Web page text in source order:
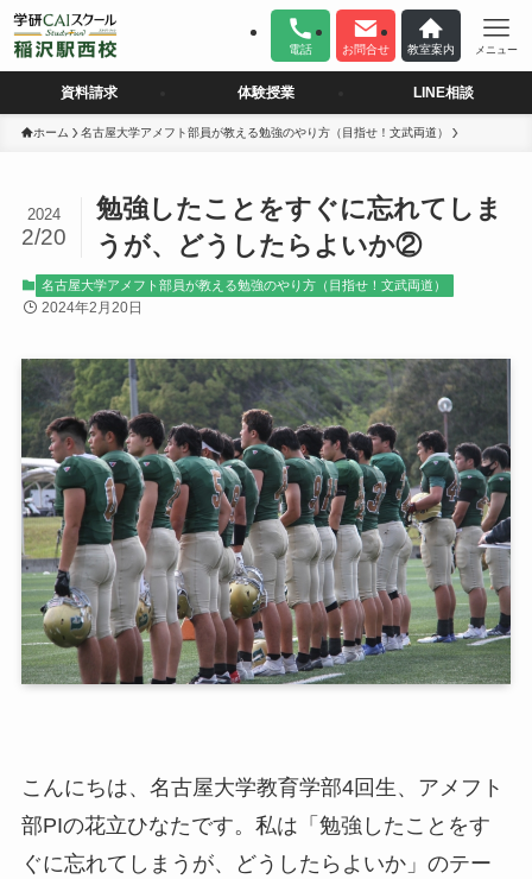
電話 お問合せ 教室案内 メニュー
資料請求 体験授業 LINE相談
ホーム 名古屋大学アメフト部員が教える勉強のやり方（目指せ！文武両道）
勉強したことをすぐに忘れてしま
うが、どうしたらよいか②
2024
2/20
名古屋大学アメフト部員が教える勉強のやり方（目指せ！文武両道）
2024年2月20日
こんにちは、名古屋大学教育学部4回生、アメフト
部PIの花立ひなたです。私は「勉強したことをす
ぐに忘れてしまうが、どうしたらよいか」のテー